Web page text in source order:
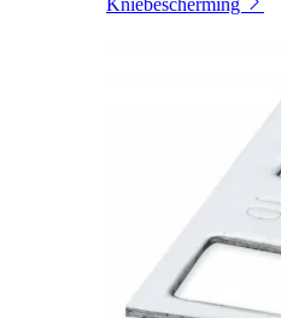
Kniebescherming